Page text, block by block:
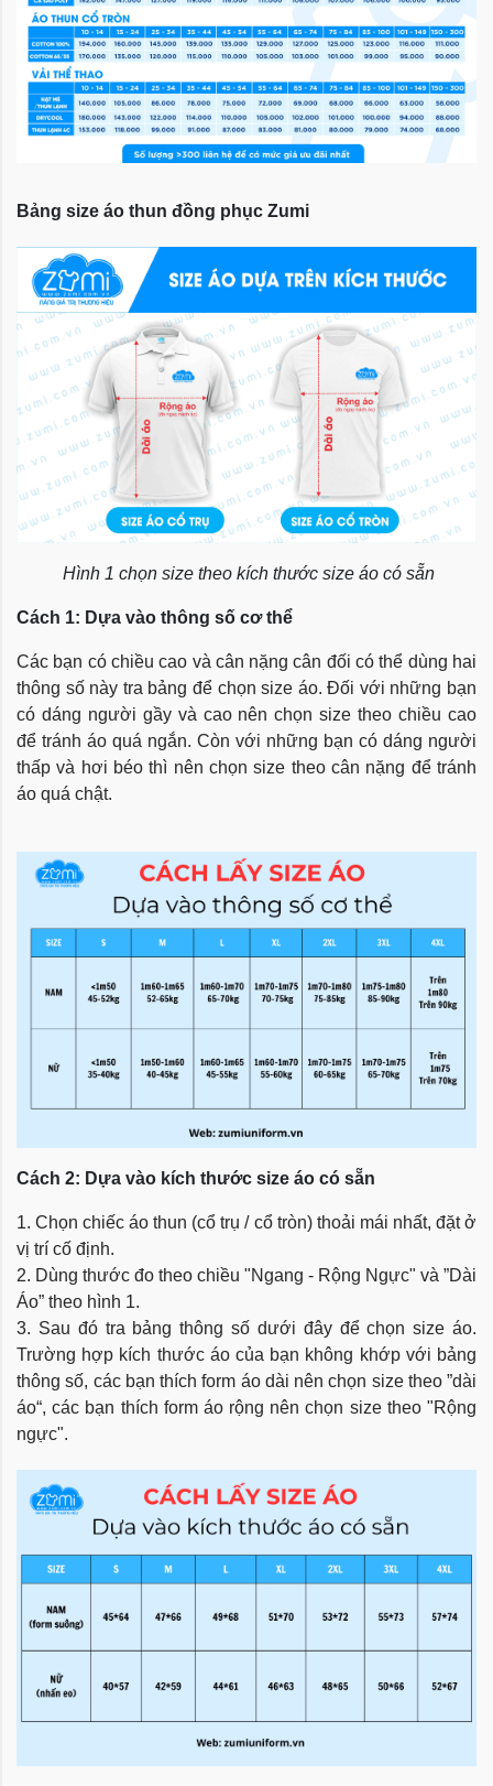
Bảng size áo thun đồng phục Zumi
Hình 1 chọn size theo kích thước size áo có sẵn
Cách 1: Dựa vào thông số cơ thể
Các bạn có chiều cao và cân nặng cân đối có thể dùng hai
thông số này tra bảng để chọn size áo. Đối với những bạn
có dáng người gầy và cao nên chọn size theo chiều cao
để tránh áo quá ngắn. Còn với những bạn có dáng người
thấp và hơi béo thì nên chọn size theo cân nặng để tránh
áo quá chật.
Cách 2: Dựa vào kích thước size áo có sẵn
1. Chọn chiếc áo thun (cổ trụ / cổ tròn) thoải mái nhất, đặt ở
vị trí cố định.
2. Dùng thước đo theo chiều "Ngang - Rộng Ngực" và ”Dài
Áo” theo hình 1.
3. Sau đó tra bảng thông số dưới đây để chọn size áo.
Trường hợp kích thước áo của bạn không khớp với bảng
thông số, các bạn thích form áo dài nên chọn size theo ”dài
áo“, các bạn thích form áo rộng nên chọn size theo "Rộng
ngực".